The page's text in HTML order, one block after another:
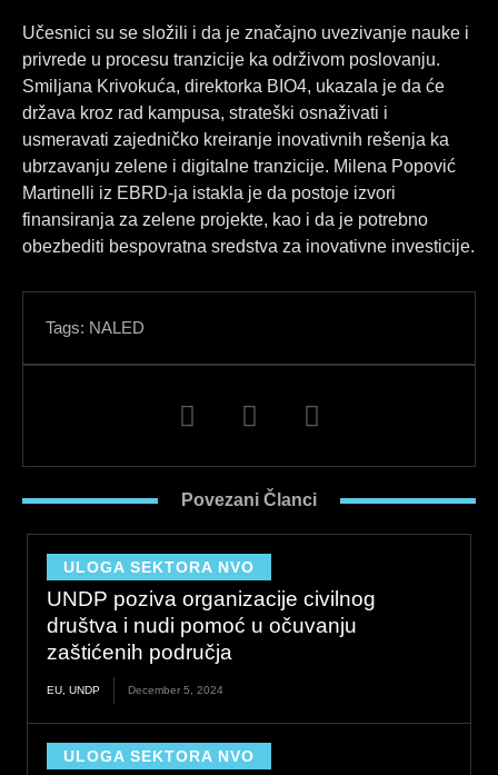
Učesnici su se složili i da je značajno uvezivanje nauke i
privrede u procesu tranzicije ka održivom poslovanju.
Smiljana Krivokuća, direktorka BIO4, ukazala je da će
država kroz rad kampusa, strateški osnaživati i
usmeravati zajedničko kreiranje inovativnih rešenja ka
ubrzavanju zelene i digitalne tranzicije. Milena Popović
Martinelli iz EBRD-ja istakla je da postoje izvori
finansiranja za zelene projekte, kao i da je potrebno
obezbediti bespovratna sredstva za inovativne investicije.
Tags: NALED
F
a
e
b
o
o
k
L
i
k
e
d
i
n
I
n
t
a
g
a
m
Povezani Članci
ULOGA SEKTORA NVO
UNDP poziva organizacije civilnog
društva i nudi pomoć u očuvanju
zaštićenih područja
EU UNDP December 5, 2024
ULOGA SEKTORA NVO